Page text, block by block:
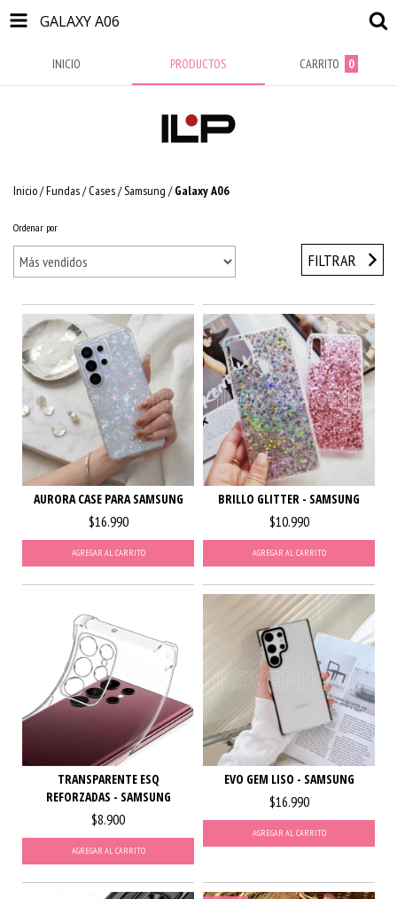
GALAXY A06
INICIO PRODUCTOS CARRITO 0
Inicio/Fundas / Cases/Samsung / Galaxy A06
Ordenar por
FILTRAR
AURORA CASE PARA SAMSUNG
$16.990
AGREGAR AL CARRITO
BRILLO GLITTER - SAMSUNG
$10.990
AGREGAR AL CARRITO
TRANSPARENTE ESQ
REFORZADAS - SAMSUNG
$8.900
AGREGAR AL CARRITO
EVO GEM LISO - SAMSUNG
$16.990
AGREGAR AL CARRITO